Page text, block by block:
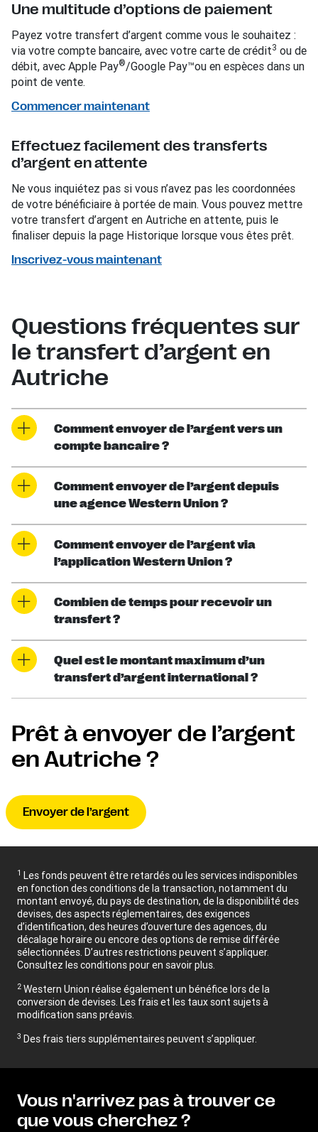
Une multitude d’options de paiement
Payez votre transfert d’argent comme vous le souhaitez :
via votre compte bancaire, avec votre carte de crédit3 ou de
débit, avec Apple Pay®/Google Pay™ou en espèces dans un
point de vente.
Commencer maintenant
Effectuez facilement des transferts
d’argent en attente
Ne vous inquiétez pas si vous n’avez pas les coordonnées
de votre bénéficiaire à portée de main. Vous pouvez mettre
votre transfert d’argent en Autriche en attente, puis le
finaliser depuis la page Historique lorsque vous êtes prêt.
Inscrivez-vous maintenant
Questions fréquentes sur
le transfert d’argent en
Autriche
Comment envoyer de l’argent vers un
compte bancaire ?
Comment envoyer de l’argent depuis
une agence Western Union ?
Comment envoyer de l’argent via
l’application Western Union ?
Combien de temps pour recevoir un
transfert ?
Quel est le montant maximum d’un
transfert d’argent international ?
Prêt à envoyer de l’argent
en Autriche ?
Envoyer de l’argent
1 Les fonds peuvent être retardés ou les services indisponibles
en fonction des conditions de la transaction, notamment du
montant envoyé, du pays de destination, de la disponibilité des
devises, des aspects réglementaires, des exigences
d’identification, des heures d’ouverture des agences, du
décalage horaire ou encore des options de remise différée
sélectionnées. D’autres restrictions peuvent s’appliquer.
Consultez les conditions pour en savoir plus.
2 Western Union réalise également un bénéfice lors de la
conversion de devises. Les frais et les taux sont sujets à
modification sans préavis.
3 Des frais tiers supplémentaires peuvent s’appliquer.
Vous n'arrivez pas à trouver ce
que vous cherchez ?